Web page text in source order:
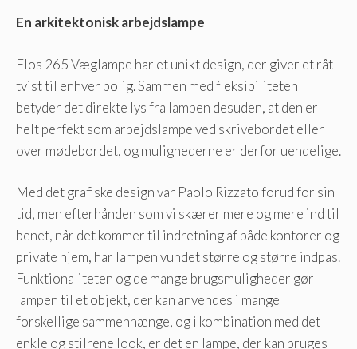
En arkitektonisk arbejdslampe
Flos 265 Væglampe har et unikt design, der giver et råt
tvist til enhver bolig. Sammen med fleksibiliteten
betyder det direkte lys fra lampen desuden, at den er
helt perfekt som arbejdslampe ved skrivebordet eller
over mødebordet, og mulighederne er derfor uendelige.
Med det grafiske design var Paolo Rizzato forud for sin
tid, men efterhånden som vi skærer mere og mere ind til
benet, når det kommer til indretning af både kontorer og
private hjem, har lampen vundet større og større indpas.
Funktionaliteten og de mange brugsmuligheder gør
lampen til et objekt, der kan anvendes i mange
forskellige sammenhænge, og i kombination med det
enkle og stilrene look, er det en lampe, der kan bruges